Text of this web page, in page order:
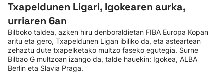
Txapeldunen Ligari, Igokearen aurka,
urriaren 6an
Bilboko taldea, azken hiru denboraldietan FIBA Europa Kopan
aritu eta gero, Txapeldunen Ligan ibiliko da, eta asteartean
zehaztu dute txapelketako multzo faseko egutegia. Surne
Bilbao G multzoan izango da, talde hauekin: Igokea, ALBA
Berlin eta Slavia Praga.